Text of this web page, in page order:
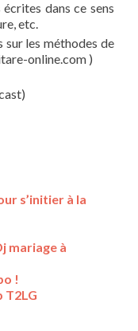
dans ce sens
etc.
sur les méthodes de
online.com )
s’initier à la
mariage à
!
T2LG